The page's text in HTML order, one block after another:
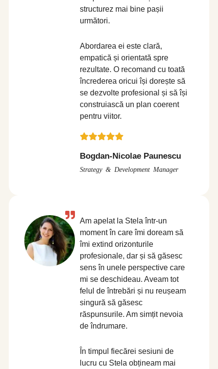
structurez mai bine pașii
următori.
Abordarea ei este clară,
empatică și orientată spre
rezultate. O recomand cu toată
încrederea oricui își dorește să
se dezvolte profesional și să își
construiască un plan coerent
pentru viitor.
Bogdan-Nicolae Paunescu
Strategy & Development Manager
Am apelat la Stela într-un
moment în care îmi doream să
îmi extind orizonturile
profesionale, dar și să găsesc
sens în unele perspective care
mi se deschideau. Aveam tot
felul de întrebări și nu reușeam
singură să găsesc
răspunsurile. Am simțit nevoia
de îndrumare.
În timpul fiecărei sesiuni de
lucru cu Stela obțineam mai